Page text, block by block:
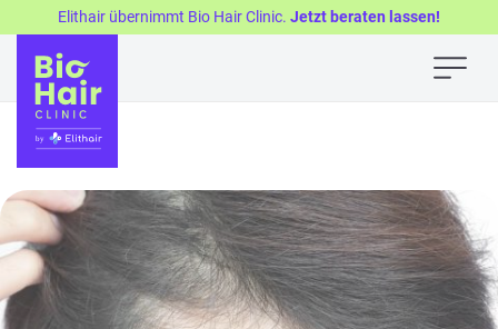
Elithair übernimmt Bio Hair Clinic. Jetzt beraten lassen!